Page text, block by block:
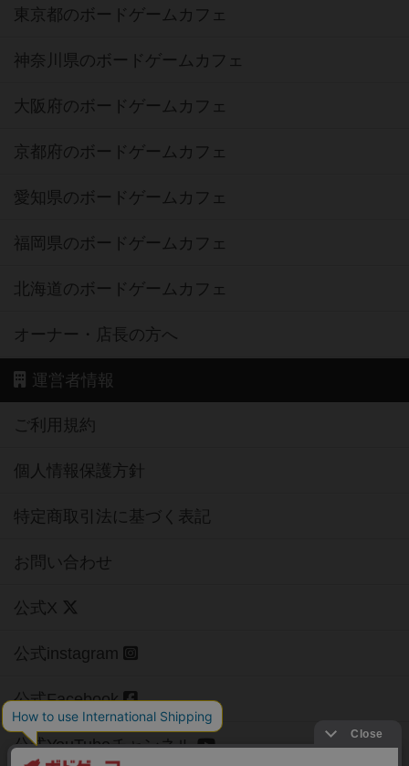
東京都のボードゲームカフェ
神奈川県のボードゲームカフェ
大阪府のボードゲームカフェ
京都府のボードゲームカフェ
愛知県のボードゲームカフェ
福岡県のボードゲームカフェ
北海道のボードゲームカフェ
オーナー・店長の方へ
運営者情報
ご利用規約
個人情報保護方針
特定商取引法に基づく表記
お問い合わせ
公式X
公式instagram
公式Facebook
公式YouTubeチャンネル